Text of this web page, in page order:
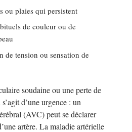
ou plaies qui persistent
de couleur ou de
de tension ou sensation de
soudaine ou une perte de
d’une urgence : un
(AVC) peut se déclarer
artère. La maladie artérielle